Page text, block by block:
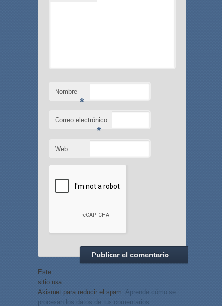
Nombre
*
Correo electrónico
*
Web
Este
sitio usa
Akismet para reducir el spam. Aprende cómo se
procesan los datos de tus comentarios.